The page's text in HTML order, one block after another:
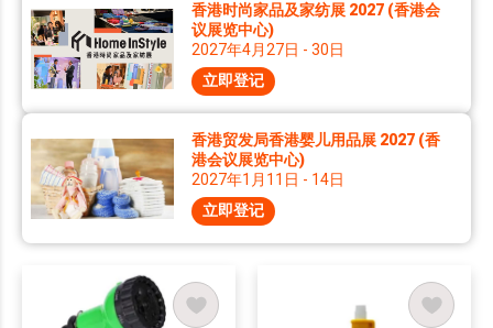
香港时尚家品及家纺展 2027 (香港会
议展览中心)
2027年4月27日 - 30日
立即登记
香港贸发局香港婴儿用品展 2027 (香
港会议展览中心)
2027年1月11日 - 14日
立即登记